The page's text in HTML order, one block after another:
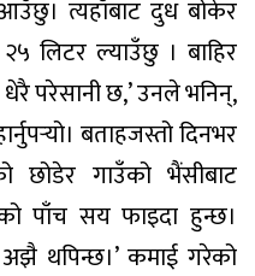
त्यहाँबाट दुध बोकेर
लिटर ल्याउँछु । बाहिर
परेसानी छ,’ उनले भनिन्,
बताहजस्तो दिनभर
गाउँको भैंसीबाट
पाँच सय फाइदा हुन्छ।
थपिन्छ।’ कमाई गरेको